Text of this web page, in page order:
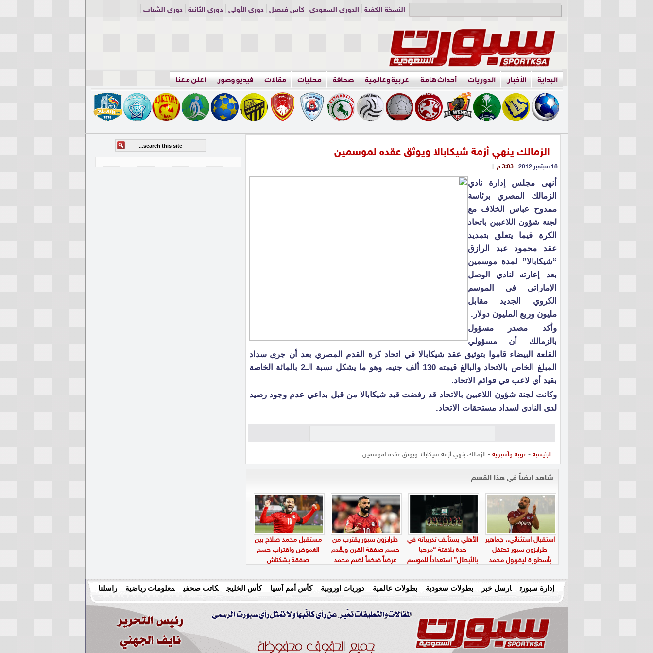
النسخة الكفية الدوري السعودي كأس فيصل دوري الأولى دوري الثانية
دوري الشباب
البداية الأخبار الدوريات أحداث هامة عربية وعالمية صحافة محليات مقالات فيديو وصور اعلن معنا
الزمالك ينهي أزمة شيكابالا ويوثق عقده لموسمين
18 سبتمبر 2012 ــ 3:03 م |
أنهى مجلس إدارة نادي
الزمالك المصري برئاسة
ممدوح عباس الخلاف مع
لجنة شؤون اللاعبين باتحاد
الكرة فيما يتعلق بتمديد
عقد محمود عبد الرازق
“شيكابالا” لمدة موسمين
بعد إعارته لنادي الوصل
الإماراتي في الموسم
الكروي الجديد مقابل
مليون وربع المليون دولار.
وأكد مصدر مسؤول
بالزمالك أن مسؤولي
القلعة البيضاء قاموا بتوثيق عقد شيكابالا في اتحاد كرة القدم المصري بعد أن جرى سداد
المبلغ الخاص بالاتحاد والبالغ قيمته 130 ألف جنيه، وهو ما يشكل نسبة الـ2 بالمائة الخاصة
بقيد أي لاعب في قوائم الاتحاد.
وكانت لجنة شؤون اللاعبين بالاتحاد قد رفضت قيد شيكابالا من قبل بداعي عدم وجود رصيد
لدى النادي لسداد مستحقات الاتحاد.
الرئيسية -عربية وآسيوية - الزمالك ينهي أزمة شيكابالا ويوثق عقده لموسمين
شاهد ايضاً في هذا القسم
استقبال استثنائي.. جماهير
طرابزون سبور تحتفل
بأسطورة ليفربول محمد
الأهلي يستأنف تدريباته في
جدة بلافتة “مرحبا
بالأبطال” استعداداً للموسم
طرابزون سبور يقترب من
حسم صفقة القرن ويقّدم
عرضاً ضخماً لضم محمد
مستقبل محمد صلاح بين
الغموض واقتراب حسم
صفقة بشكتاش
إدارة سبورت ارسل خبر بطولات سعودية بطولات عالمية دوريات اوروبية كأس أمم آسيا كأس الخليج كاتب صحفي معلومات رياضية راسلنا